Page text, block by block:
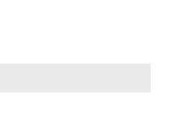
証品の